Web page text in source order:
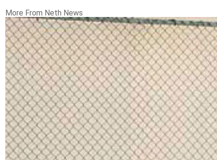
More From Neth News